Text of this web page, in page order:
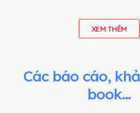
XEM THÊM
Các báo cáo,
book...